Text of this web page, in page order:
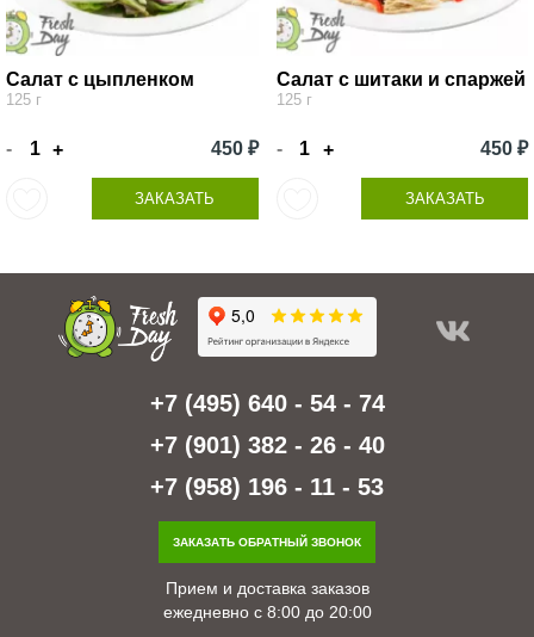
Салат с цыпленком
125 г
- + 450 ₽
ЗАКАЗАТЬ
Салат с шитаки и спаржей
125 г
- + 450 ₽
ЗАКАЗАТЬ
+7 (495) 640 - 54 - 74
+7 (901) 382 - 26 - 40
+7 (958) 196 - 11 - 53
ЗАКАЗАТЬ ОБРАТНЫЙ ЗВОНОК
Прием и доставка заказов
ежедневно с 8:00 до 20:00